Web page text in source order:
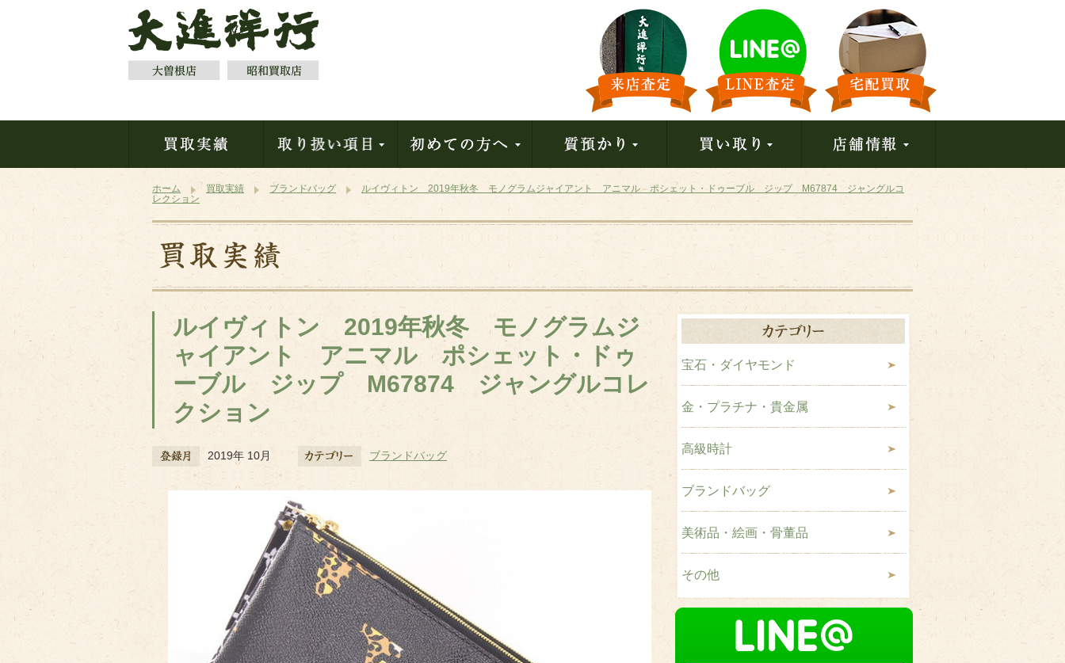
ホーム 買取実績 ブランドバッグ
ルイヴィトン 2019年秋冬 モノグラムジャイアント アニマル ポシェット・ドゥーブル ジップ M67874 ジャングルコ
レクション
ルイヴィトン 2019年秋冬 モノグラムジ
ャイアント アニマル ポシェット・ドゥ
ーブル ジップ M67874 ジャングルコレ
クション
2019年 10月 ブランドバッグ
宝石・ダイヤモンド
金・プラチナ・貴金属
高級時計
ブランドバッグ
美術品・絵画・骨董品
その他